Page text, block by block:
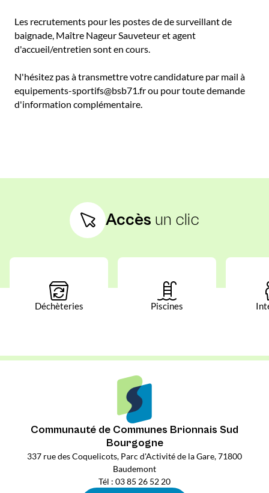
Les recrutements pour les postes de de surveillant de
baignade, Maître Nageur Sauveteur et agent
d'accueil/entretien sont en cours.
N'hésitez pas à transmettre votre candidature par mail à
equipements-sportifs@bsb71.fr ou pour toute demande
d'information complémentaire.
Accès un clic
Déchèteries Piscines
Communauté de Communes Brionnais Sud
Bourgogne
337 rue des Coquelicots, Parc d'Activité de la Gare, 71800
Baudemont
Tél : 03 85 26 52 20